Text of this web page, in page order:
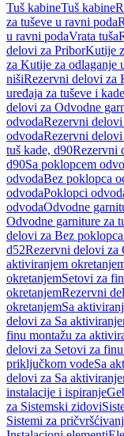
Tuš kabineTuš kabine
za tuševe u ravni poda
u ravni podaVrata tuša
delovi za PriborKutije
za Kutije za odlaganje
nišiRezervni delovi za
uređaja za tuševe i kade
delovi za Odvodne
odvodaRezervni
odvodaRezervni
tuš kade, d90Rezervni
d90Sa poklopcem
odvodaBez poklopca
odvodaPoklopci
odvodaOdvodne
Odvodne garniture za
delovi za Bez
d52Rezervni delovi za
aktiviranjem
okretanjemSetovi za
okretanjemRezervni
okretanjemSa
delovi za Sa
finu montažu za
delovi za Setovi za
priključkom vodeSa
delovi za Sa
instalacije i ispiranje
za Sistemski zidovi
Sistemi za